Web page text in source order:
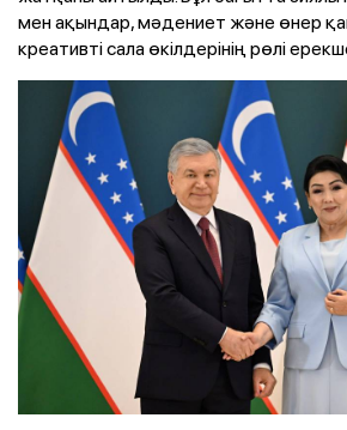
мен ақындар, мәдениет және өнер
креативті сала өкілдерінің рөлі